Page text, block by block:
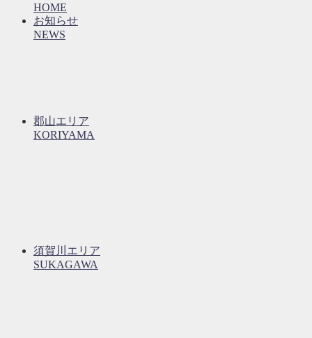
HOME
お知らせ
NEWS
郡山エリア
KORIYAMA
須賀川エリア
SUKAGAWA